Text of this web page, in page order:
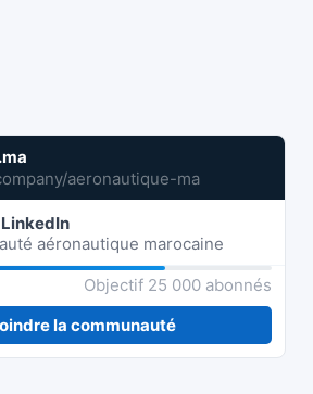
aeronautique-ma
aéronautique marocaine
Objectif 25 000 abonnés
la communauté